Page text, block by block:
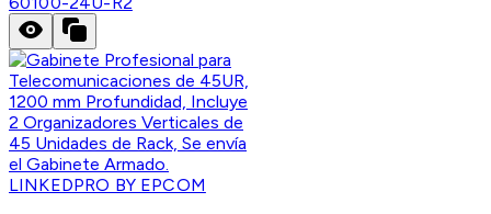
LINKEDPRO BY EPCOM